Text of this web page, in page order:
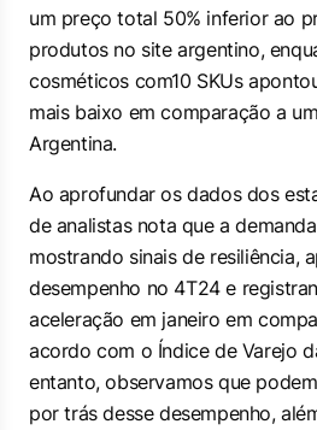
um preço total 50% inferior ao
produtos no site argentino,
cosméticos com10 SKUs
mais baixo em comparação a
Argentina.
Ao aprofundar os dados dos
de analistas nota que a
mostrando sinais de resiliência,
desempenho no 4T24 e
aceleração em janeiro em
acordo com o Índice de Varejo
entanto, observamos que
por trás desse desempenho,